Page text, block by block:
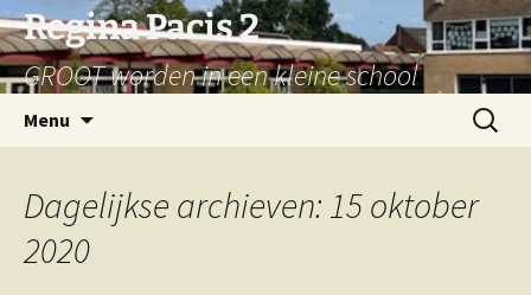
Ga
naar
de
inhoud
Regina Pacis 2
GROOT worden in een kleine school
Menu
Zoeken
naar:
Dagelijkse archieven: 15 oktober
2020